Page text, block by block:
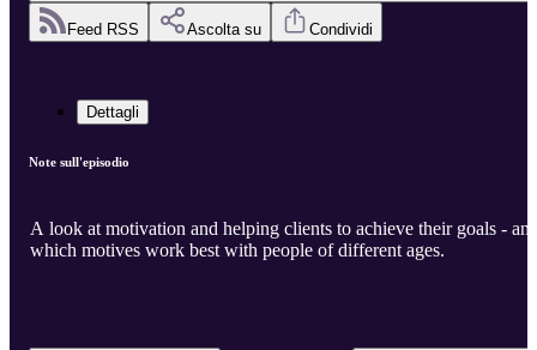
Feed RSS Ascolta su Condividi
Dettagli
Note sull'episodio
A look at motivation and helping clients to achieve their goals -
which motives work best with people of different ages.